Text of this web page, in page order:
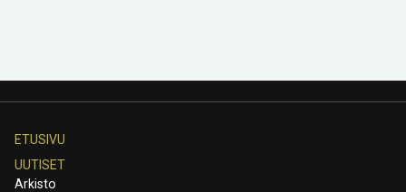
ETUSIVU
UUTISET
Arkisto